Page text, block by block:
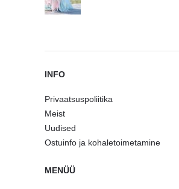
INFO
Privaatsuspoliitika
Meist
Uudised
Ostuinfo ja kohaletoimetamine
MENÜÜ